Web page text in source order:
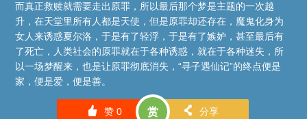
而真正救赎就需要走出原罪，所以最后那个梦是主题的一次越
升，在天堂里所有人都是天使，但是原罪却还存在，魔鬼化身为
女人来诱惑夏尔洛，于是有了轻浮，于是有了嫉妒，甚至最后有
了死亡，人类社会的原罪就在于各种诱惑，就在于各种迷失，所
以一场梦醒来，也是让原罪彻底消失，“寻子遇仙记”的终点便是
家，便是爱，便是善。
󰄼 赞 0 赏 󰄯 分享